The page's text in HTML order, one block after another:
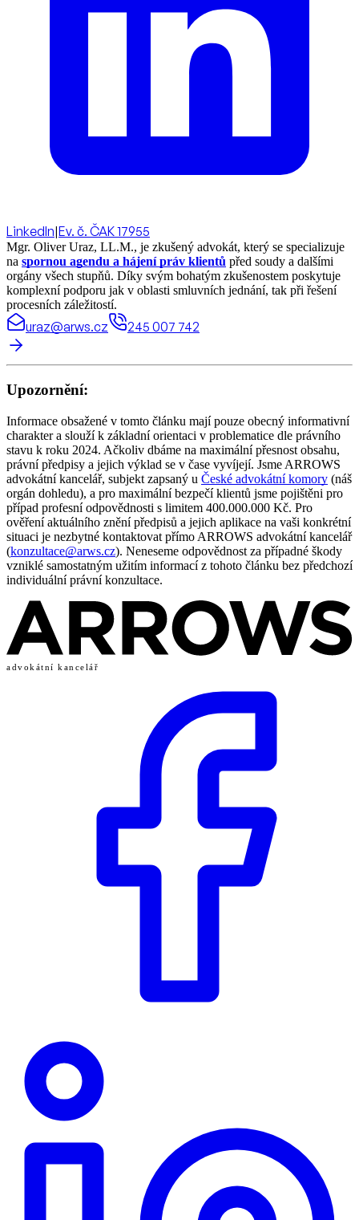
LinkedIn|Ev. č. ČAK 17955
Mgr. Oliver Uraz, LL.M., je zkušený advokát, který se specializuje
na spornou agendu a hájení práv klientů před soudy a dalšími
orgány všech stupňů. Díky svým bohatým zkušenostem poskytuje
komplexní podporu jak v oblasti smluvních jednání, tak při řešení
procesních záležitostí.
uraz@arws.cz 245 007 742
Upozornění:
Informace obsažené v tomto článku mají pouze obecný informativní
charakter a slouží k základní orientaci v problematice dle právního
stavu k roku 2024. Ačkoliv dbáme na maximální přesnost obsahu,
právní předpisy a jejich výklad se v čase vyvíjejí. Jsme ARROWS
advokátní kancelář, subjekt zapsaný u České advokátní komory (náš
orgán dohledu), a pro maximální bezpečí klientů jsme pojištěni pro
případ profesní odpovědnosti s limitem 400.000.000 Kč. Pro
ověření aktuálního znění předpisů a jejich aplikace na vaši konkrétní
situaci je nezbytné kontaktovat přímo ARROWS advokátní kancelář
(konzultace@arws.cz). Neneseme odpovědnost za případné škody
vzniklé samostatným užitím informací z tohoto článku bez předchozí
individuální právní konzultace.
advokátní kancelář